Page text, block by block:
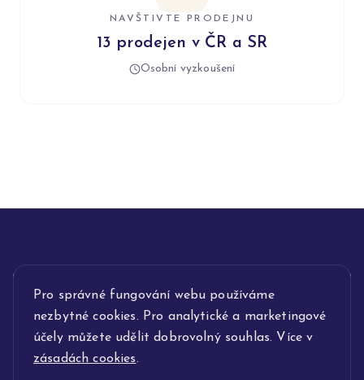
Pro správné fungování webu používáme
nezbytné cookies. Pro analytické a marketingové
účely můžete udělit dobrovolný souhlas. Více v
zásadách cookies.
NAVŠTIVTE PRODEJNU
13 prodejen v ČR a SR
Osobní vyzkoušení
INFORMACE
POPIS SLUŽEB